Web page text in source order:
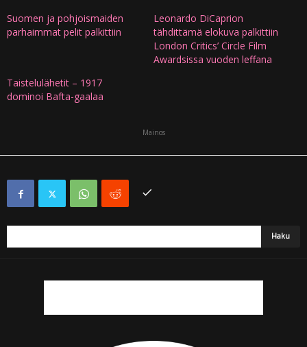
Suomen ja pohjoismaiden
parhaimmat pelit palkittiin
Leonardo DiCaprion
tähdittämä elokuva palkittiin
London Critics’ Circle Film
Awardsissa vuoden leffana
Taistelulähetit – 1917
dominoi Bafta-gaalaa
Mainos